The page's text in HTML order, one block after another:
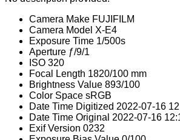
Camera Make FUJIFILM
Camera Model X-E4
Exposure Time 1/500s
Aperture ƒ/9/1
ISO 320
Focal Length 1820/100 mm
Brightness Value 893/100
Color Space sRGB
Date Time Digitized 2022-07-16
Date Time Original 2022-07-16
Exif Version 0232